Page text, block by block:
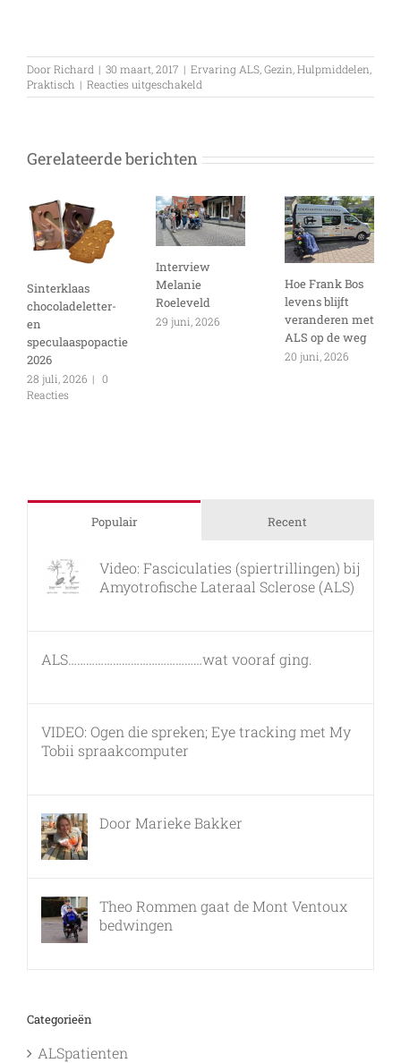
DoorRichard | 30 maart, 2017 | Ervaring ALS Gezin Hulpmiddelen
Praktisch | Reacties uitgeschakeld
Proactief
Gerelateerde berichten
Sinterklaas
chocoladeletter-
en
speculaaspopactie
2026
28 juli, 2026 | 0
Reacties
Interview
Melanie
Roeleveld
29 juni, 2026
Hoe Frank Bos
levens blijft
veranderen met
ALS op de weg
20 juni, 2026
Populair Recent
Video: Fasciculaties (spiertrillingen) bij
Amyotrofische Lateraal Sclerose (ALS)
ALS………………………………………wat vooraf ging.
VIDEO: Ogen die spreken; Eye tracking met My
Tobii spraakcomputer
Door Marieke Bakker
Theo Rommen gaat de Mont Ventoux
bedwingen
Categorieën
ALSpatienten